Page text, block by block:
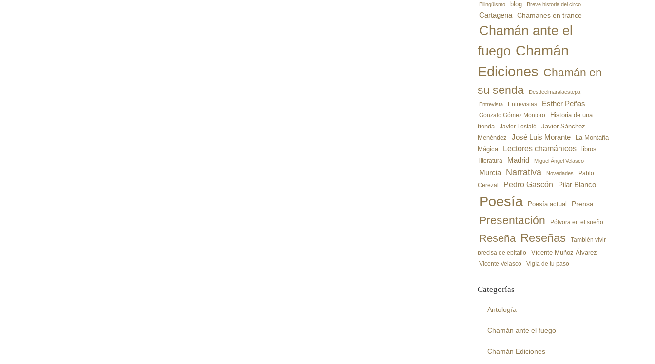
Bilingüismo blog Breve historia del circo
Cartagena Chamanes en trance
Chamán ante el
fuego Chamán
Ediciones Chamán en
su senda
Desdeelmaralaestepa
Entrevista Entrevistas Esther Peñas
Gonzalo Gómez Montoro
Historia de una
tienda
Javier Lostalé
Javier Sánchez
Menéndez
José Luis Morante
La Montaña
Mágica
Lectores chamánicos libros
literatura Madrid Miguel Ángel Velasco
Murcia Narrativa Novedades
Pablo
Cerezal
Pedro Gascón Pilar Blanco
Poesía Poesía actual Prensa
Presentación Pólvora en el sueño
Reseña Reseñas
También vivir
precisa de epitafio
Vicente Muñoz Álvarez
Vicente Velasco
Vigía de tu paso
Categorías
Antología
Chamán ante el fuego
Chamán Ediciones